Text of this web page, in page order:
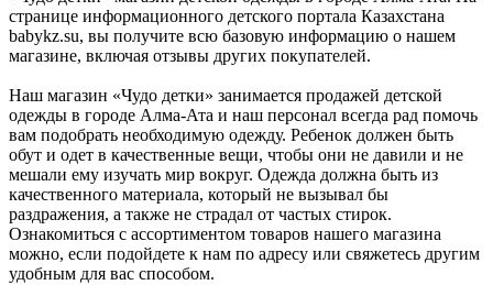
странице информационного детского портала Казахстана
babykz.su, вы получите всю базовую информацию о нашем
магазине, включая отзывы других покупателей.
Наш магазин «Чудо детки» занимается продажей детской
одежды в городе Алма-Ата и наш персонал всегда рад помочь
вам подобрать необходимую одежду. Ребенок должен быть
обут и одет в качественные вещи, чтобы они не давили и не
мешали ему изучать мир вокруг. Одежда должна быть из
качественного материала, который не вызывал бы
раздражения, а также не страдал от частых стирок.
Ознакомиться с ассортиментом товаров нашего магазина
можно, если подойдете к нам по адресу или свяжетесь другим
удобным для вас способом.